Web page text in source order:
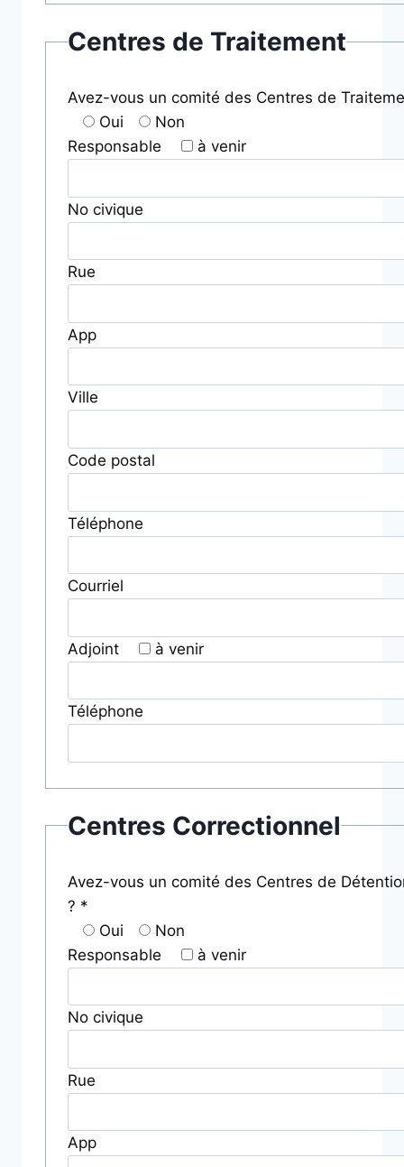
Centres de Traitement
Avez-vous un comité des Centres de
Oui
Non
Responsable
à venir
No civique
Rue
App
Ville
Code postal
Téléphone
Courriel
Adjoint à venir
Téléphone
Centres Correctionnel
Avez-vous un comité des Centres de
? *
Oui
Non
Responsable
à venir
No civique
Rue
App